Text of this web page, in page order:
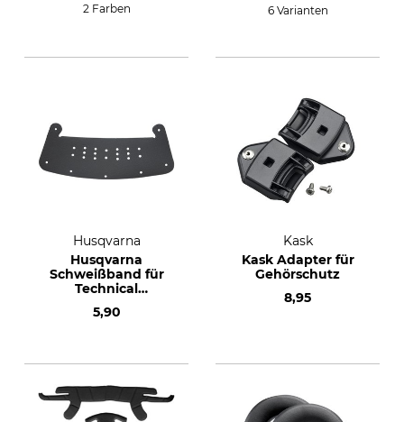
2 Farben 6 Varianten
Husqvarna
Husqvarna
Schweißband für
Technical
5,90
Kask
Kask Adapter für
Gehörschutz
8,95